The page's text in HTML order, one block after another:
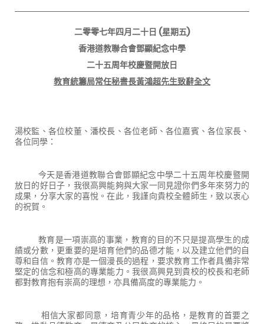
二零零七年四月二十日 (星期五)
香港道教聯合會鄧顯紀念中學
二十五周年校慶暨開放日
教育統籌局常任秘書長黃鴻超先生致辭全文
湯校監、各位校董、潘校長、各位老師、各位嘉賓、各位家長、
各位同學：
今天是香港道教聯合會鄧顯紀念中學二十五周年校慶暨開
放日的好日子，我很高興能夠與大家一同見證你們多年來努力的
成果，分享大家的喜悅。在此，我謹向貴校全體師生，致以衷心
的祝賀。
教育是一項崇高的事業，教育的目的不只是提高學生的成
績或分數，更重要的是培育他們的品德才能，以及建立他們的自
尊和自信。教育亦是一個漫長的過程，要求教育工作者具備非常
堅定的信念和極高的專業能力。我很高興見到貴校的校長和老師
都對教育抱有崇高的理想，亦具備高度的專業能力。
相信大家都同意，培育青少年的品格，是教育的首要之